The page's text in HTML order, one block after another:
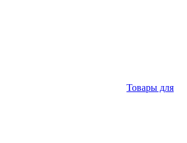
Товары для